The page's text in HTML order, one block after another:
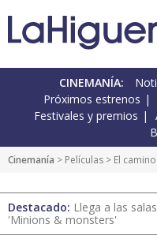
CINEMANÍA:
Próximos estrenos
Festivales y premios
Cinemanía > Películas > El
Destacado: Llega a las
'Minions & monsters'